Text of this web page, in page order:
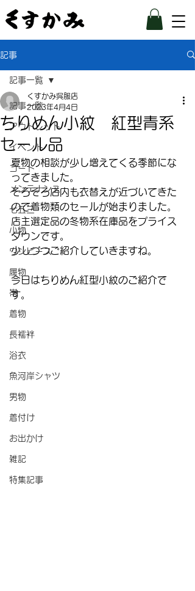
記事
記事一覧
アウトレット
イベント
コート
メンテナンス
七五三
小物
ワンピース
履物
帯
着物
長襦袢
浴衣
魚河岸シャツ
男物
着付け
お出かけ
雑記
特集記事
記事一覧
ちりめん小紋 紅型青系
セール品
くすかみ呉服店
2023年4月4日
夏物の相談が少し増えてくる季節にな
ってきました。
そろそろ店内も衣替えが近づいてきた
ので着物類のセールが始まりました。
店主選定品の冬物系在庫品をプライス
ダウンです。
少しづつご紹介していきますね。
今日はちりめん紅型小紋のご紹介で
す。